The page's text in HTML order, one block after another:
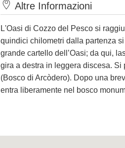
Altre Informazioni
L'Oasi di Cozzo del Pesco si
quindici chilometri dalla partenza
grande cartello dell’Oasi; da qui,
gira a destra in leggera discesa.
(Bosco di Arcòdero). Dopo una
entra liberamente nel bosco